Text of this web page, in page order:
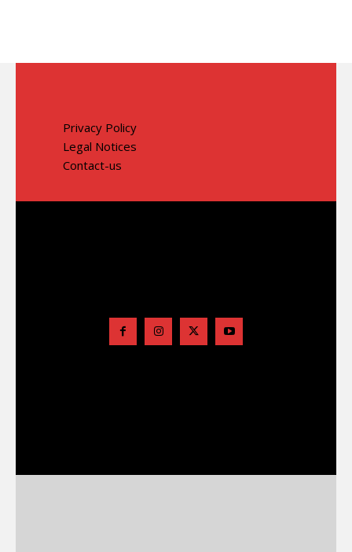
Privacy Policy
Legal Notices
Contact-us